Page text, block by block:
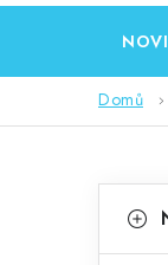
Domů
o
a